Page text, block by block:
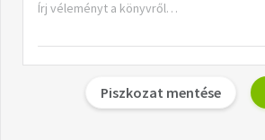
Piszkozat mentése